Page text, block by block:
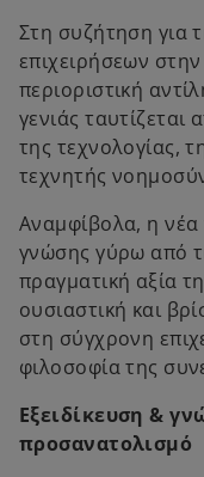
Στη συζήτηση για
επιχειρήσεων
περιοριστική
γενιάς ταυτίζεται
της τεχνολογίας,
τεχνητής
Αναμφίβολα, η νέα
γνώσης γύρω από
πραγματική αξία
ουσιαστική και
στη σύγχρονη
φιλοσοφία της
Εξειδίκευση &
προσανατολισμό